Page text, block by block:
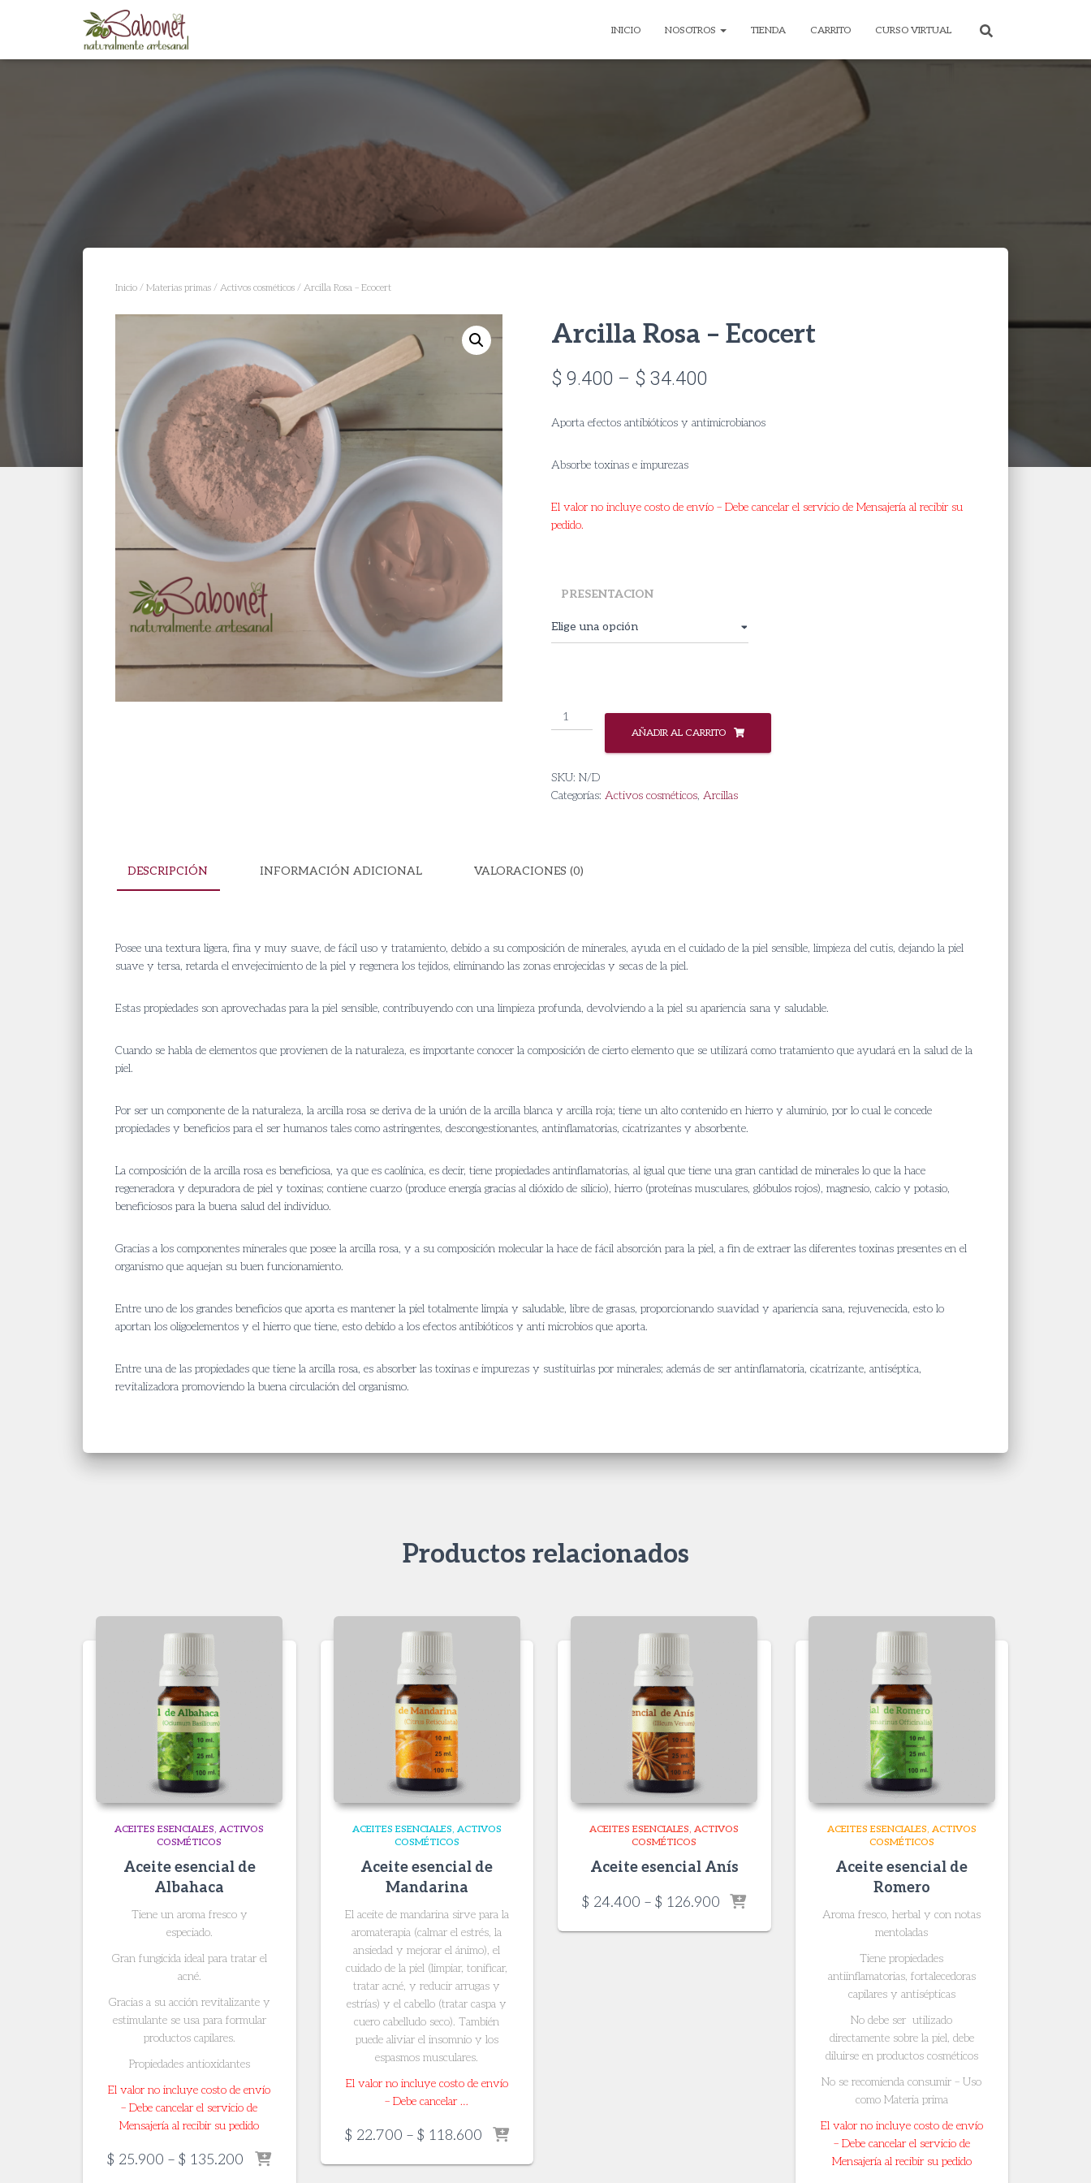
INICIO NOSOTROS TIENDA CARRITO CURSO VIRTUAL
Inicio / Materias primas / Activos cosméticos / Arcilla Rosa – Ecocert
Arcilla Rosa – Ecocert
$ 9.400 – $ 34.400
$ 34.400
Aporta efectos antibióticos y antimicrobianos
Absorbe toxinas e impurezas
El valor no incluye costo de envío – Debe cancelar el servicio de Mensajería al recibir su
pedido.
PRESENTACION
Arcilla
Rosa
cantidad
AÑADIR AL CARRITO
SKU: N/D
Categorías: Activos cosméticos, Arcillas
DESCRIPCIÓN INFORMACIÓN ADICIONAL VALORACIONES (0)
Posee una textura ligera, fina y muy suave, de fácil uso y tratamiento, debido a su composición de minerales, ayuda en el cuidado de la piel sensible, limpieza del cutis, dejando la piel
suave y tersa, retarda el envejecimiento de la piel y regenera los tejidos, eliminando las zonas enrojecidas y secas de la piel.
Estas propiedades son aprovechadas para la piel sensible, contribuyendo con una limpieza profunda, devolviendo a la piel su apariencia sana y saludable.
Cuando se habla de elementos que provienen de la naturaleza, es importante conocer la composición de cierto elemento que se utilizará como tratamiento que ayudará en la salud de la
piel.
Por ser un componente de la naturaleza, la arcilla rosa se deriva de la unión de la arcilla blanca y arcilla roja; tiene un alto contenido en hierro y aluminio, por lo cual le concede
propiedades y beneficios para el ser humanos tales como astringentes, descongestionantes, antinflamatorias, cicatrizantes y absorbente.
La composición de la arcilla rosa es beneficiosa, ya que es caolínica, es decir, tiene propiedades antinflamatorias, al igual que tiene una gran cantidad de minerales lo que la hace
regeneradora y depuradora de piel y toxinas; contiene cuarzo (produce energía gracias al dióxido de silicio), hierro (proteínas musculares, glóbulos rojos), magnesio, calcio y potasio,
beneficiosos para la buena salud del individuo.
Gracias a los componentes minerales que posee la arcilla rosa, y a su composición molecular la hace de fácil absorción para la piel, a fin de extraer las diferentes toxinas presentes en el
organismo que aquejan su buen funcionamiento.
Entre uno de los grandes beneficios que aporta es mantener la piel totalmente limpia y saludable, libre de grasas, proporcionando suavidad y apariencia sana, rejuvenecida, esto lo
aportan los oligoelementos y el hierro que tiene, esto debido a los efectos antibióticos y anti microbios que aporta.
Entre una de las propiedades que tiene la arcilla rosa, es absorber las toxinas e impurezas y sustituirlas por minerales; además de ser antinflamatoria, cicatrizante, antiséptica,
revitalizadora promoviendo la buena circulación del organismo.
Productos relacionados
ACEITES ESENCIALES ACTIVOS
COSMÉTICOS
Aceite esencial de
Albahaca
Tiene un aroma fresco y
especiado.
Gran fungicida ideal para tratar el
acné.
Gracias a su acción revitalizante y
estimulante se usa para formular
productos capilares.
Propiedades antioxidantes
El valor no incluye costo de envío
– Debe cancelar el servicio de
Mensajería al recibir su pedido
$ 25.900 – $ 135.200 Price
ACEITES ESENCIALES ACTIVOS
COSMÉTICOS
Aceite esencial de
Mandarina
El aceite de mandarina sirve para la
aromaterapia (calmar el estrés, la
ansiedad y mejorar el ánimo), el
cuidado de la piel (limpiar, tonificar,
tratar acné, y reducir arrugas y
estrías) y el cabello (tratar caspa y
cuero cabelludo seco). También
puede aliviar el insomnio y los
espasmos musculares.
El valor no incluye costo de envío
– Debe cancelar …
$ 22.700 – $ 118.600Price
$ 22.700
ACEITES ESENCIALES ACTIVOS
COSMÉTICOS
Aceite esencial Anís
$ 24.400 – $ 126.900 Price
$ 24.400
ACEITES ESENCIALES ACTIVOS
COSMÉTICOS
Aceite esencial de
Romero
Aroma fresco, herbal y con notas
mentoladas
Tiene propiedades
antiinflamatorias, fortalecedoras
capilares y antisépticas
No debe ser utilizado
directamente sobre la piel, debe
diluirse en productos cosméticos
No se recomienda consumir – Uso
como Materia prima
El valor no incluye costo de envío
– Debe cancelar el servicio de
Mensajería al recibir su pedido